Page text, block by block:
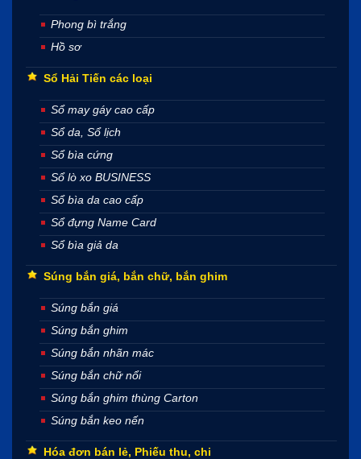
Phong bì trắng
Hồ sơ
Sổ Hải Tiến các loại
Sổ may gáy cao cấp
Sổ da, Sổ lịch
Sổ bìa cứng
Sổ lò xo BUSINESS
Sổ bìa da cao cấp
Sổ đựng Name Card
Sổ bìa giả da
Súng bắn giá, bắn chữ, bắn ghim
Súng bắn giá
Súng bắn ghim
Súng bắn nhãn mác
Súng bắn chữ nổi
Súng bắn ghim thùng Carton
Súng bắn keo nến
Hóa đơn bán lẻ, Phiếu thu, chi